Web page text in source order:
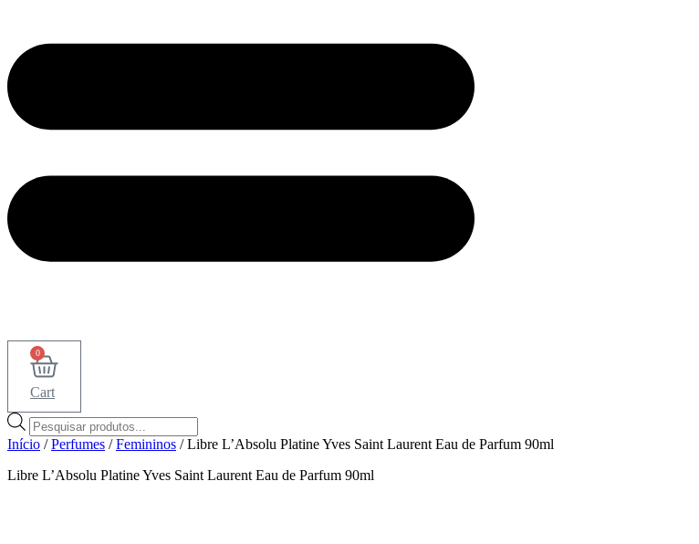
0
Cart
Pesquisar
produtos
Início /Perfumes /Femininos / Libre L’Absolu Platine Yves Saint Laurent Eau de Parfum 90ml
Libre L’Absolu Platine Yves Saint Laurent Eau de Parfum 90ml